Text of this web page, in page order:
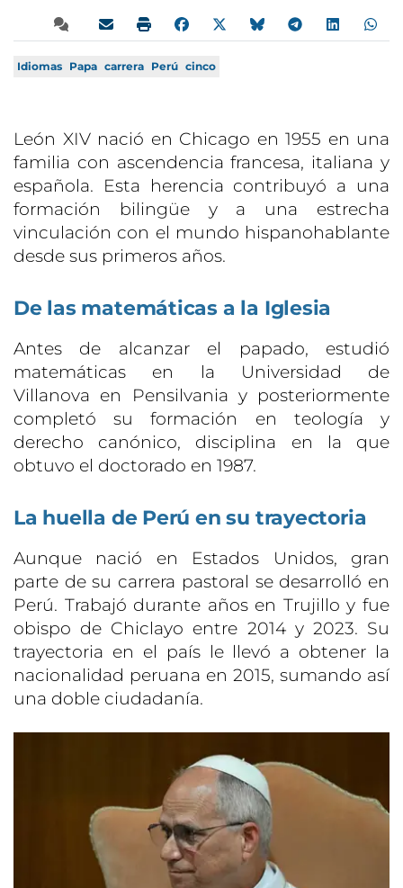
Idiomas Papa carrera Perú cinco
León XIV nació en Chicago en 1955 en una
familia con ascendencia francesa, italiana y
española. Esta herencia contribuyó a una
formación bilingüe y a una estrecha
vinculación con el mundo hispanohablante
desde sus primeros años.
De las matemáticas a la Iglesia
Antes de alcanzar el papado, estudió
matemáticas en la Universidad de
Villanova en Pensilvania y posteriormente
completó su formación en teología y
derecho canónico, disciplina en la que
obtuvo el doctorado en 1987.
La huella de Perú en su trayectoria
Aunque nació en Estados Unidos, gran
parte de su carrera pastoral se desarrolló en
Perú. Trabajó durante años en Trujillo y fue
obispo de Chiclayo entre 2014 y 2023. Su
trayectoria en el país le llevó a obtener la
nacionalidad peruana en 2015, sumando así
una doble ciudadanía.